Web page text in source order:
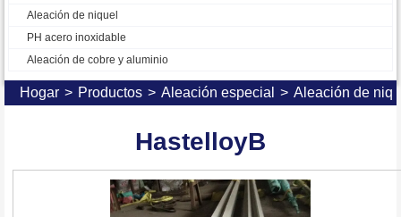
Aleación de niquel
PH acero inoxidable
Aleación de cobre y aluminio
Hogar > Productos > Aleación especial > Aleación de
HastelloyB